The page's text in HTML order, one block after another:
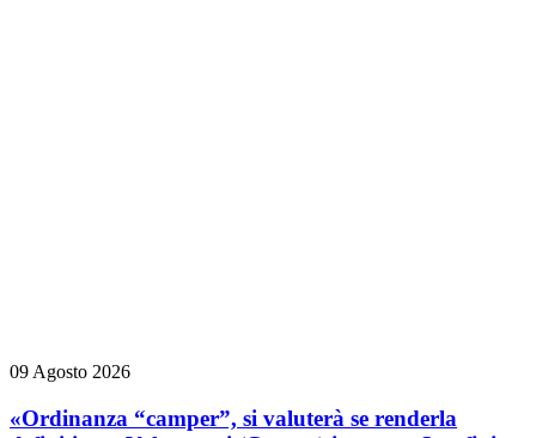
09 Agosto 2026
«Ordinanza “camper”, si valuterà se renderla